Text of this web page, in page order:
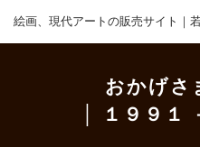
絵画、現代アートの販売サイト｜
おかげさ
│ １９９１